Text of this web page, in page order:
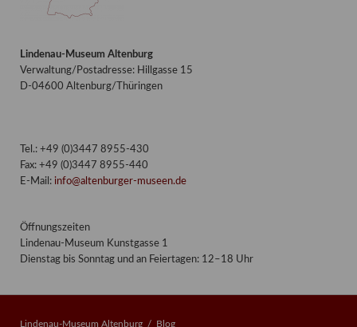
Lindenau-Museum Altenburg
Verwaltung/Postadresse: Hillgasse 15
D-04600 Altenburg/Thüringen
Tel.: +49 (0)3447 8955-430
Fax: +49 (0)3447 8955-440
E-Mail: info@altenburger-museen.de
Öffnungszeiten
Lindenau-Museum Kunstgasse 1
Dienstag bis Sonntag und an Feiertagen: 12–18 Uhr
Lindenau-Museum Altenburg Blog